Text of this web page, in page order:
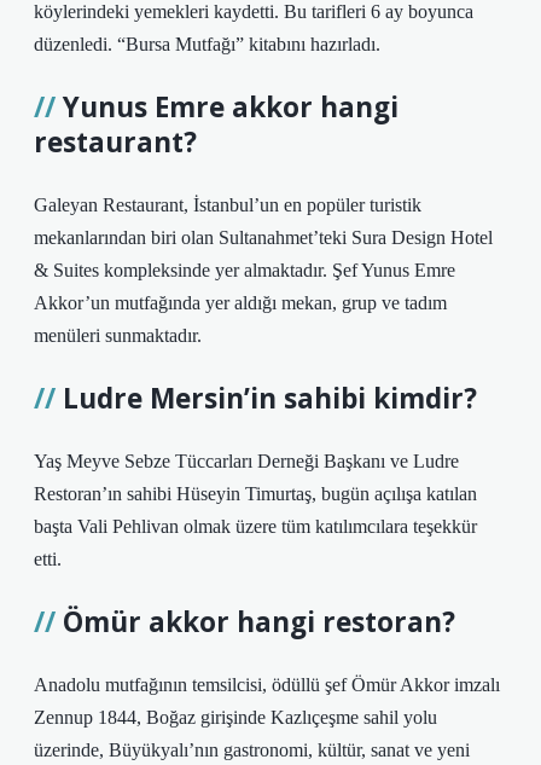
köylerindeki yemekleri kaydetti. Bu tarifleri 6 ay boyunca
düzenledi. “Bursa Mutfağı” kitabını hazırladı.
Yunus Emre akkor hangi
restaurant?
Galeyan Restaurant, İstanbul’un en popüler turistik
mekanlarından biri olan Sultanahmet’teki Sura Design Hotel
& Suites kompleksinde yer almaktadır. Şef Yunus Emre
Akkor’un mutfağında yer aldığı mekan, grup ve tadım
menüleri sunmaktadır.
Ludre Mersin’in sahibi kimdir?
Yaş Meyve Sebze Tüccarları Derneği Başkanı ve Ludre
Restoran’ın sahibi Hüseyin Timurtaş, bugün açılışa katılan
başta Vali Pehlivan olmak üzere tüm katılımcılara teşekkür
etti.
Ömür akkor hangi restoran?
Anadolu mutfağının temsilcisi, ödüllü şef Ömür Akkor imzalı
Zennup 1844, Boğaz girişinde Kazlıçeşme sahil yolu
üzerinde, Büyükyalı’nın gastronomi, kültür, sanat ve yeni